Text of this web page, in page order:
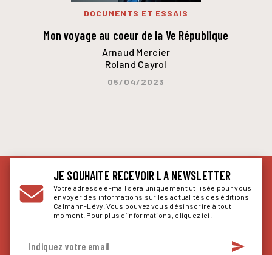
DOCUMENTS ET ESSAIS
Mon voyage au coeur de la Ve République
Arnaud Mercier
Roland Cayrol
05/04/2023
JE SOUHAITE RECEVOIR LA NEWSLETTER
Votre adresse e-mail sera uniquement utilisée pour vous
envoyer des informations sur les actualités des éditions
Calmann-Lévy. Vous pouvez vous désinscrire à tout
moment. Pour plus d’informations, cliquez ici
Indiquez votre email send